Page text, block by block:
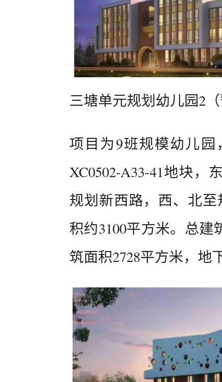
三塘单元规划幼儿园2
项目为9班规模幼儿
XC0502-A33-41地块
规划新西路，西、北至
积约3100平方米。总建
筑面积2728平方米，地